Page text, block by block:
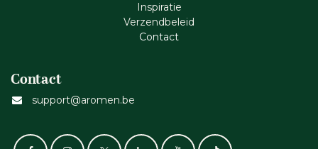
Inspiratie
Verzendbeleid
Cont​act
Contact
support@aromen.be